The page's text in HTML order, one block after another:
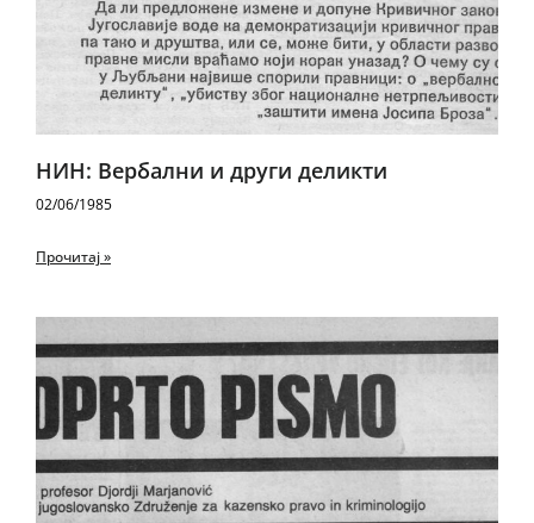
НИН: Вербални и други деликти
02/06/1985
Прочитај »